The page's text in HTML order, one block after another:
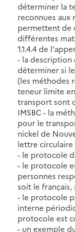
déterminer la
reconnues aux
permettent de
différentes
1.1.4.4 de
- la description
déterminer si
(les méthodes
teneur limite
transport sont
IMSBC - la
pour le
nickel de
lettre circulaire
- le protocole
- le protocole
personnes
soit le français,
- le protocole
interne
protocole est
- un exemple